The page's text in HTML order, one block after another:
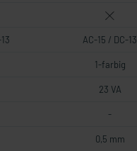
AC-15 / DC-13
1-farbig
23 VA
-
0,5 mm